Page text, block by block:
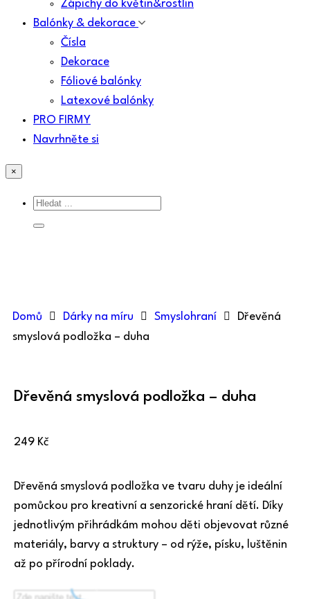
Zápichy do květin&rostlin
Balónky & dekorace
Čísla
Dekorace
Fóliové balónky
Latexové balónky
PRO FIRMY
Navrhněte si
×
Domů Dárky na míru Smyslohraní
Dřevěná
smyslová podložka – duha
Dřevěná smyslová podložka – duha
249 Kč
Dřevěná smyslová podložka ve tvaru duhy je ideální
pomůckou pro kreativní a senzorické hraní dětí. Díky
jednotlivým přihrádkám mohou děti objevovat různé
materiály, barvy a struktury – od rýže, písku, luštěnin
až po přírodní poklady.